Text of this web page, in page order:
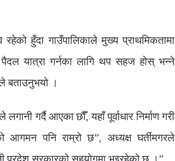
हुँदा गाउँपालिकाले मुख्य प्राथमिकतामा
यात्रा गर्नका लागि थप सहज होस् भन्ने
बताउनुभयो ।
गर्दै आएका छौँ, यहाँ पूर्वाधार निर्माण गरी
आगमन पनि राम्रो छ”, अध्यक्ष घर्तीमगरले